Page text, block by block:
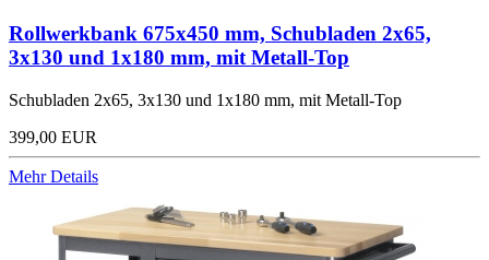
Rollwerkbank 675x450 mm, Schubladen 2x65,
3x130 und 1x180 mm, mit Metall-Top
Schubladen 2x65, 3x130 und 1x180 mm, mit Metall-Top
399,00 EUR
Mehr Details